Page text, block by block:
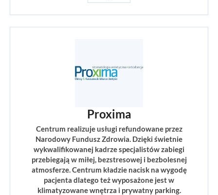
Proxima
Centrum realizuje usługi refundowane przez
Narodowy Fundusz Zdrowia. Dzięki świetnie
wykwalifikowanej kadrze specjalistów zabiegi
przebiegają w miłej, bezstresowej i bezbolesnej
atmosferze. Centrum kładzie nacisk na wygodę
pacjenta dlatego też wyposażone jest w
klimatyzowane wnętrza i prywatny parking.